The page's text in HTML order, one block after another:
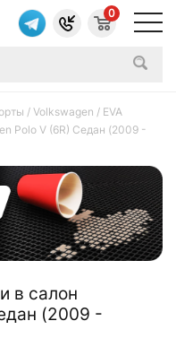
0
/ Volkswagen / EVA
Polo V (6R) Седан (2009 -
в салон
(2009 -